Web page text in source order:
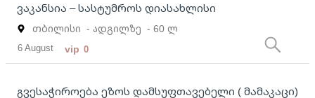
ვაკანსია – სასტუმროს დიასახლისი
თბილისი - ადგილზე - 60 ლ
6 August vip 0
გვესაჭიროება ეზოს დამსუფთავებელი ( მამაკაცი)